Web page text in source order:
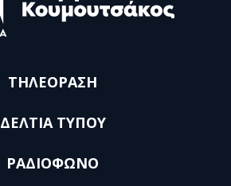
ΤΗΛΕΟΡΑΣΗ
ΔΕΛΤΙΑ ΤΥΠΟΥ
ΡΑΔΙΟΦΩΝΟ